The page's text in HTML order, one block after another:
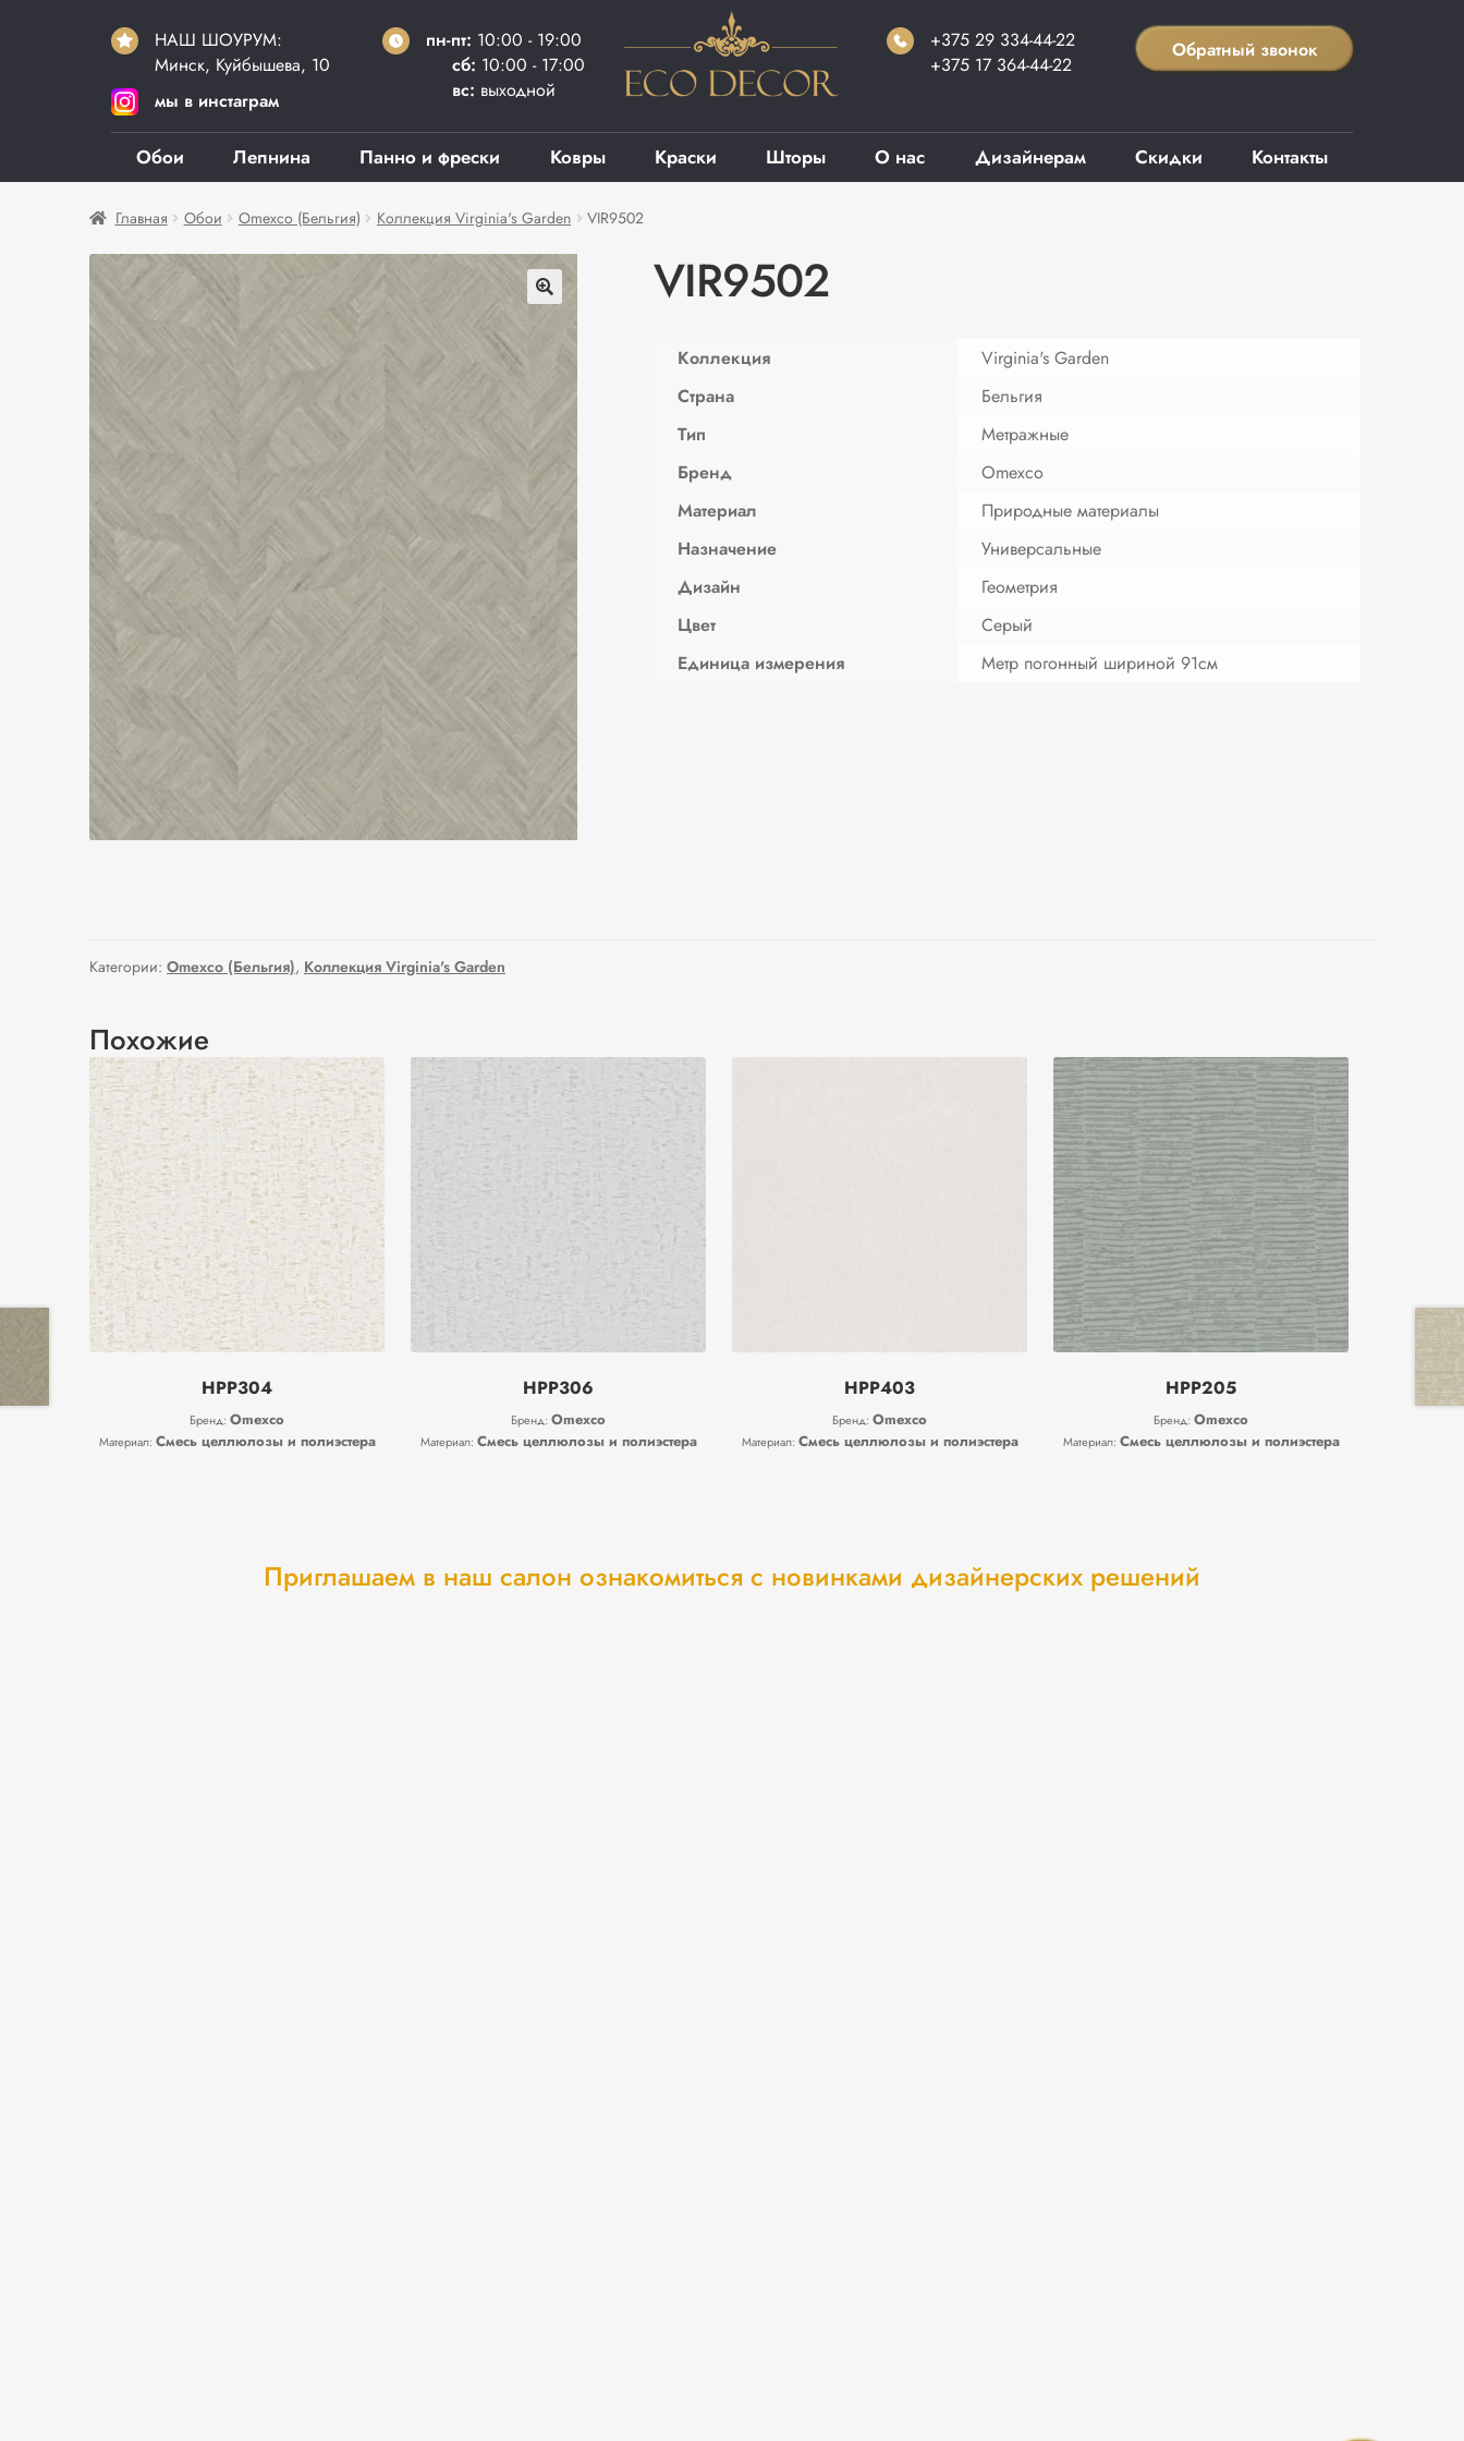
НАШ ШОУРУМ:
Минск, Куйбышева, 10
мы в инстаграм
пн-пт: 10:00 - 19:00
сб: 10:00 - 17:00
вс: выходной
+375 29 334-44-22
+375 17 364-44-22
Обратный звонок
Обои Лепнина Панно и фрески Ковры Краски Шторы О нас Дизайнерам Скидки Контакты
Главная Обои Omexco (Бельгия) Коллекция Virginia's Garden VIR9502
Категории: Omexco (Бельгия), Коллекция Virginia's Garden
VIR9502
Коллекция
Virginia's Garden
Страна
Бельгия
Тип
Метражные
Бренд
Omexco
Материал
Природные материалы
Назначение
Универсальные
Дизайн
Геометрия
Цвет
Серый
Единица измерения
Метр погонный шириной 91см
Похожие
HPP304
Бренд:Omexco
Материал: Смесь целлюлозы и полиэстера
HPP306
Бренд:Omexco
Материал: Смесь целлюлозы и полиэстера
HPP403
Бренд:Omexco
Материал: Смесь целлюлозы и полиэстера
HPP205
Бренд:Omexco
Материал: Смесь целлюлозы и полиэстера
Приглашаем в наш салон ознакомиться с новинками дизайнерских решений